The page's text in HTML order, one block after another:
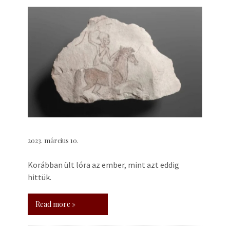
2023. március 10.
Korábban ült lóra az ember, mint azt eddig
hittük.
Read more »